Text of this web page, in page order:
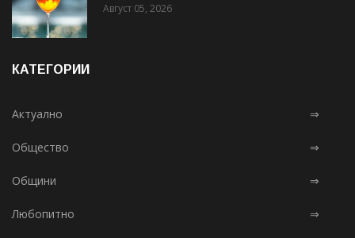
Август 05, 2026
КАТЕГОРИИ
Актуално ⇒
Общество ⇒
Общини ⇒
Любопитно ⇒